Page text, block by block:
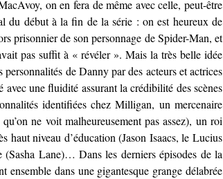
, on en fera de même avec celle, peut-être
du début à la fin de la série : on est heureux de
prisonnier de son personnage de Spider-Man, et
pas suffit à « révéler ». Mais la très belle idée
personnalités de Danny par des acteurs et actrices
avec une fluidité assurant la crédibilité des scènes
identifiées chez Milligan, un mercenaire
qu’on ne voit malheureusement pas assez), un roi
haut niveau d’éducation (Jason Isaacs, le Lucius
(Sasha Lane)… Dans les derniers épisodes de la
dans une gigantesque grange délabrée